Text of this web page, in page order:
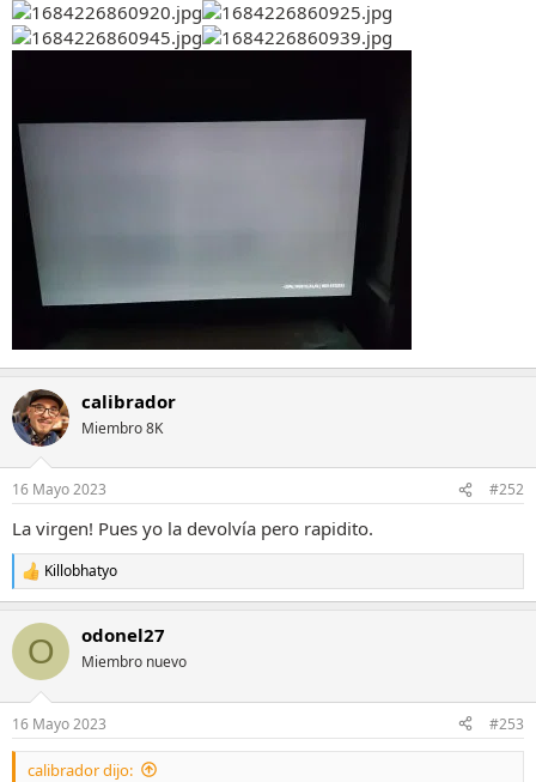
calibrador
Miembro 8K
16 Mayo 2023 #252
La virgen! Pues yo la devolvía pero rapidito.
R
e
c
i
e
s
Killobhatyo
O odonel27
Miembro nuevo
16 Mayo 2023 #253
calibrador dijo: